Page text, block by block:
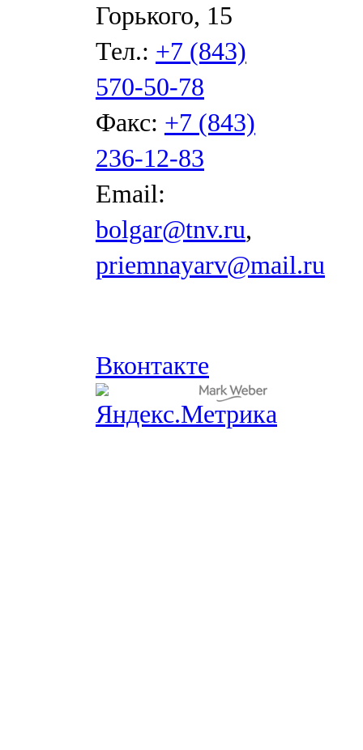
Горького, 15
Тел.: +7 (843)
570-50-78
Факс: +7 (843)
236-12-83
Email:
bolgar@tnv.ru,
priemnayarv@mail.ru
Вконтакте